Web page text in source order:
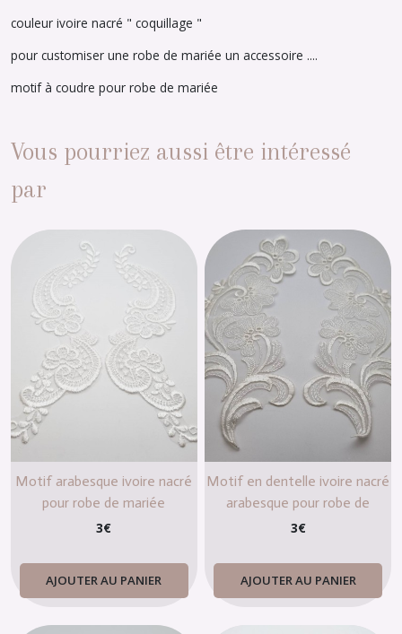
couleur ivoire nacré " coquillage "
pour customiser une robe de mariée un accessoire ....
motif à coudre pour robe de mariée
Vous pourriez aussi être intéressé
par
Motif arabesque ivoire nacré
pour robe de mariée
3€
AJOUTER AU PANIER
Motif en dentelle ivoire nacré
arabesque pour robe de
mariée
3€
AJOUTER AU PANIER